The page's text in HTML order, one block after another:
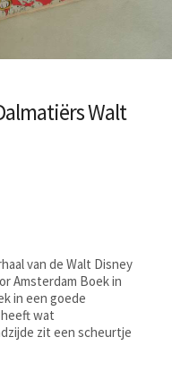
Walt
van de Walt Disney
Amsterdam Boek in
in een goede
wat
zit een scheurtje